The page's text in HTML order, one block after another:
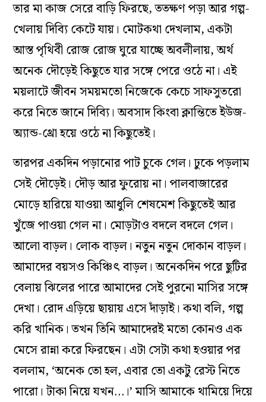
তার মা কাজ সেরে বাড়ি ফিরছে, ততক্ষণ পড়া আর গল্প-
খেলায় দিব্যি কেটে যায়। মোটকথা দেখলাম, একটা
আস্ত পৃথিবী রোজ রোজ ঘুরে যাচ্ছে অবলীলায়, অর্থ
অনেক দৌড়েই কিছুতে যার সঙ্গে পেরে ওঠে না। এই
ময়লাটে জীবন সময়মতো নিজেকে কেচে সাফসুতরো
করে নিতে জানে দিব্যি। অবসাদ কিংবা ক্লান্তিতে ইউজ-
অ্যান্ড-থ্রো হয়ে ওঠে না কিছুতেই।
তারপর একদিন পড়ানোর পাট চুকে গেল। ঢুকে পড়লাম
সেই দৌড়েই। দৌড় আর ফুরোয় না। পালবাজারের
মোড়ে হারিয়ে যাওয়া আধুলি শেষমেশ কিছুতেই আর
খুঁজে পাওয়া গেল না। মোড়টাও বদলে বদলে গেল।
আলো বাড়ল। লোক বাড়ল। নতুন নতুন দোকান বাড়ল।
আমাদের বয়সও কিঞ্চিৎ বাড়ল। অনেকদিন পরে ছুটির
বেলায় ঝিলের পারে আমাদের সেই পুরনো মাসির সঙ্গে
দেখা। রোদ এড়িয়ে ছায়ায় এসে দাঁড়াই। কথা বলি, গল্প
করি খানিক। তখন তিনি আমাদেরই মতো কোনও এক
মেসে রান্না করে ফিরছেন। এটা সেটা কথা হওয়ার পর
বললাম, ‘অনেক তো হল, এবার তো একটু রেস্ট নিতে
পারো। টাকা নিয়ে যখন…।’ মাসি আমাকে থামিয়ে দিয়ে